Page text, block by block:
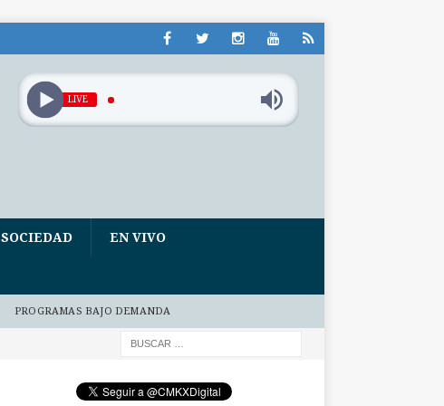
LIVE
SOCIEDAD EN VIVO
PROGRAMAS BAJO DEMANDA